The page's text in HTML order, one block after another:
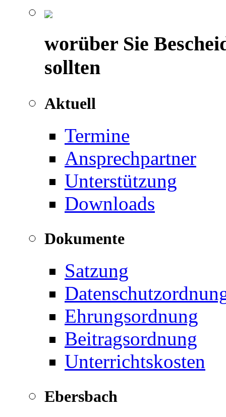
worüber Sie
sollten
Aktuell
Termine
Ansprechpartner
Unterstützung
Downloads
Dokumente
Satzung
Ehrungsordnung
Beitragsordnung
Unterrichtskosten
Ebersbach